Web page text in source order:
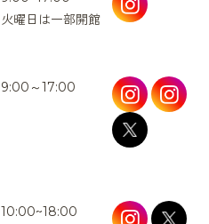
火曜日は一部開館
9:00～17:00
10:00~18:00